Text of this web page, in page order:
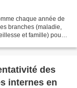
chaque année de
branches (maladie,
et famille) pour
des
internes en